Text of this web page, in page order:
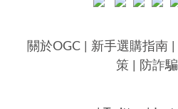
關於OGC 新手選購指南
策
防詐